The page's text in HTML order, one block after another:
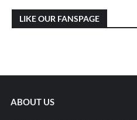
LIKE OUR FANSPAGE
ABOUT US